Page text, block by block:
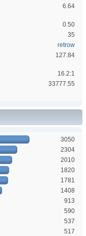
6.64
0.50
35
retrow
127.84
16.2:1
33777.55
3050
2304
2010
1820
1781
1408
913
590
537
517